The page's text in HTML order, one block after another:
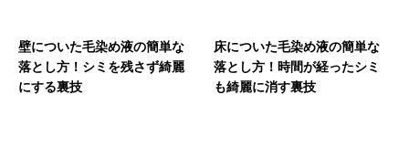
壁についた毛染め液の簡単な
落とし方！シミを残さず綺麗
にする裏技
床についた毛染め液の簡単な
落とし方！時間が経ったシミ
も綺麗に消す裏技